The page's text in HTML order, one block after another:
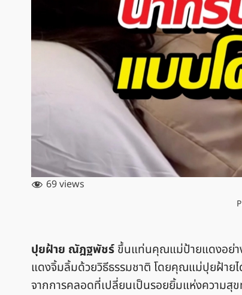
69 views
ปุยฝ้าย ณัฎฐพัชร์ ขึ้นแท่นคุณแม่ป้ายแดงอย่า
แดงจิ้มลิ้มด้วยวิธีธรรมชาติ โดยคุณแม่ปุยฝ้ายไ
จากการคลอดที่เปลี่ยนเป็นรอยยิ้มแห่งความสุ